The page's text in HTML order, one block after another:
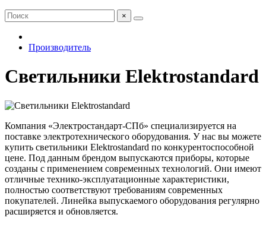
×
Производитель
Светильники Elektrostandard
Компания «Электростандарт-СПб» специализируется на
поставке электротехнического оборудования. У нас вы можете
купить светильники Elektrostandard по конкурентоспособной
цене. Под данным брендом выпускаются приборы, которые
созданы с применением современных технологий. Они имеют
отличные технико-эксплуатационные характеристики,
полностью соответствуют требованиям современных
покупателей. Линейка выпускаемого оборудования регулярно
расширяется и обновляется.